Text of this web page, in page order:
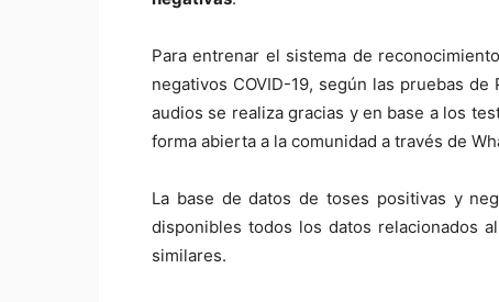
Para entrenar el sistema de
negativos COVID-19, según las pruebas
audios se realiza gracias y en base a los
forma abierta a la comunidad a través de
La base de datos de toses positivas y
disponibles todos los datos relacionados
similares.